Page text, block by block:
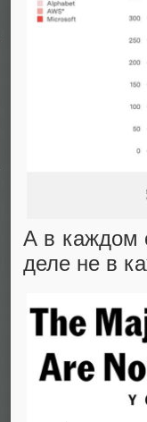
А в каждом
деле не в